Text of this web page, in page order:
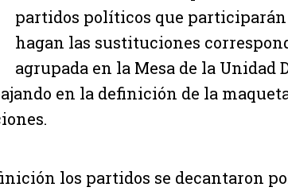
partidos políticos que participarán
hagan las sustituciones
agrupada en la Mesa de la Unidad
en la definición de la
los partidos se decantaron